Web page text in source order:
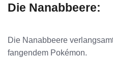
Die Nanabbeere:
Die Nanabbeere
fangendem Pokémon.